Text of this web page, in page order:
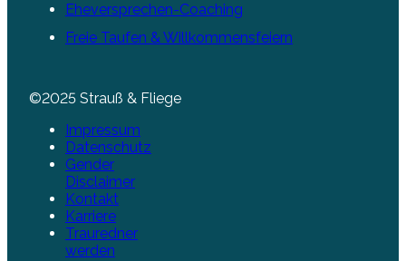
Eheversprechen-Coaching
Freie Taufen & Willkommensfeiern
©2025 Strauß & Fliege
Impressum
Datenschutz
Gender
Disclaimer
Kontakt
Karriere
Trauredner
werden